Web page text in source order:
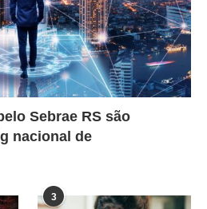
Sebrae RS são
nacional de
3